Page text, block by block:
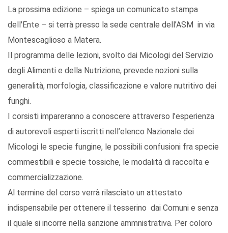
La prossima edizione – spiega un comunicato stampa
dell'Ente – si terrà presso la sede centrale dell’ASM in via
Montescaglioso a Matera.
Il programma delle lezioni, svolto dai Micologi del Servizio
degli Alimenti e della Nutrizione, prevede nozioni sulla
generalità, morfologia, classificazione e valore nutritivo dei
funghi.
I corsisti impareranno a conoscere attraverso l’esperienza
di autorevoli esperti iscritti nell’elenco Nazionale dei
Micologi le specie fungine, le possibili confusioni fra specie
commestibili e specie tossiche, le modalità di raccolta e
commercializzazione.
Al termine del corso verrà rilasciato un attestato
indispensabile per ottenere il tesserino dai Comuni e senza
il quale si incorre nella sanzione ammnistrativa. Per coloro